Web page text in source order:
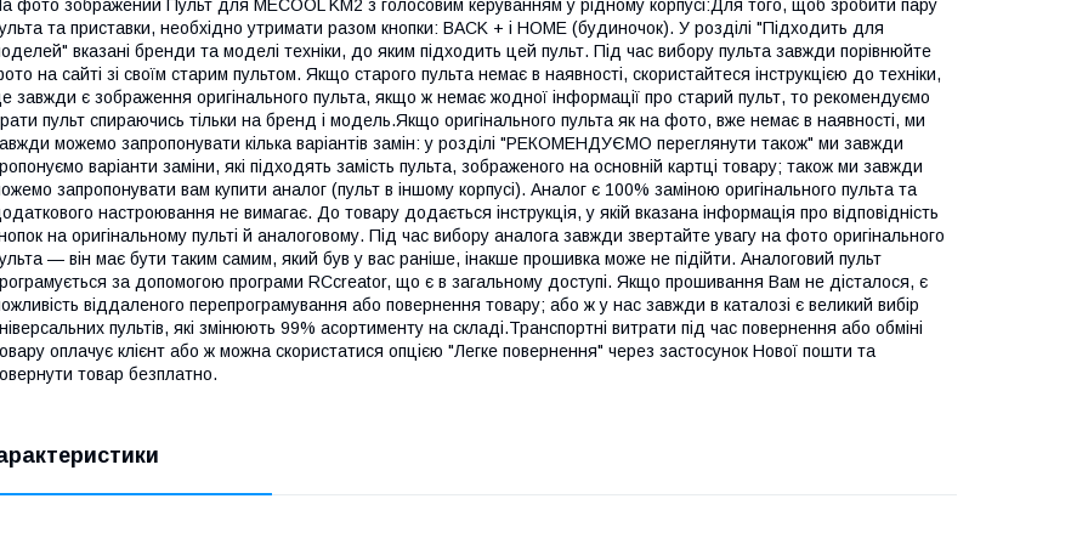
фото зображений Пульт для MECOOL KM2 з голосовим керуванням у рідному корпусі:Для того, щоб зробити пару
та приставки, необхідно утримати разом кнопки: BACK + і HOME (будиночок). У розділі "Підходить для
вказані бренди та моделі техніки, до яким підходить цей пульт. Під час вибору пульта завжди порівнюйте
на сайті зі своїм старим пультом. Якщо старого пульта немає в наявності, скористайтеся інструкцією до техніки,
завжди є зображення оригінального пульта, якщо ж немає жодної інформації про старий пульт, то рекомендуємо
пульт спираючись тільки на бренд і модель.Якщо оригінального пульта як на фото, вже немає в наявності, ми
можемо запропонувати кілька варіантів замін: у розділі "РЕКОМЕНДУЄМО переглянути також" ми завжди
варіанти заміни, які підходять замість пульта, зображеного на основній картці товару; також ми завжди
запропонувати вам купити аналог (пульт в іншому корпусі). Аналог є 100% заміною оригінального пульта та
настроювання не вимагає. До товару додається інструкція, у якій вказана інформація про відповідність
на оригінальному пульті й аналоговому. Під час вибору аналога завжди звертайте увагу на фото оригінального
— він має бути таким самим, який був у вас раніше, інакше прошивка може не підійти. Аналоговий пульт
за допомогою програми RCcreator, що є в загальному доступі. Якщо прошивання Вам не дісталося, є
віддаленого перепрограмування або повернення товару; або ж у нас завжди в каталозі є великий вибір
пультів, які змінюють 99% асортименту на складі.Транспортні витрати під час повернення або обміні
оплачує клієнт або ж можна скористатися опцією "Легке повернення" через застосунок Нової пошти та
товар безплатно.